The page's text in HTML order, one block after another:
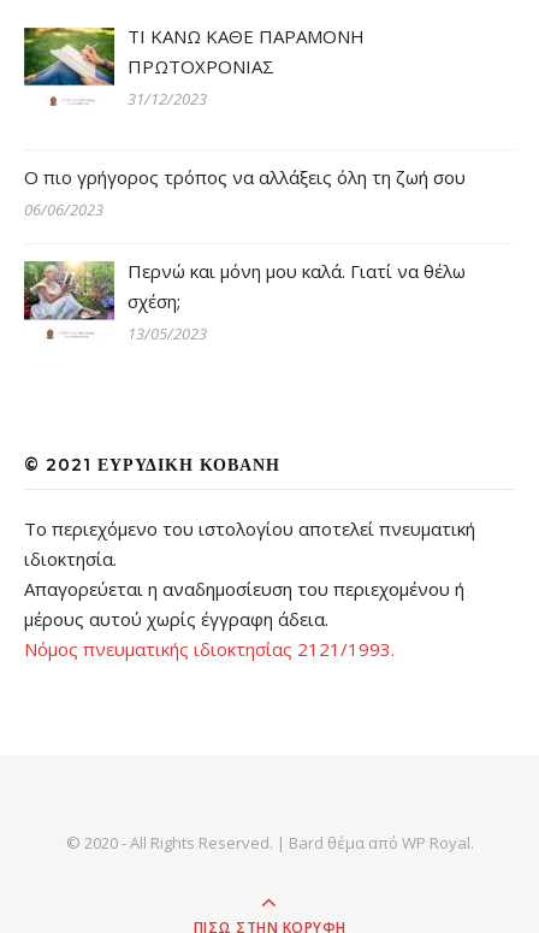
ΤΙ ΚΑΝΩ ΚΑΘΕ ΠΑΡΑΜΟΝΗ
ΠΡΩΤΟΧΡΟΝΙΑΣ
31/12/2023
Ο πιο γρήγορος τρόπος να αλλάξεις όλη τη ζωή σου
06/06/2023
Περνώ και μόνη μου καλά. Γιατί να θέλω
σχέση;
13/05/2023
© 2021 ΕΥΡΥΔΊΚΗ ΚΟΒΆΝΗ
Το περιεχόμενο του ιστολογίου αποτελεί πνευματική
ιδιοκτησία.
Απαγορεύεται η αναδημοσίευση του περιεχομένου ή
μέρους αυτού χωρίς έγγραφη άδεια.
Νόμος πνευματικής ιδιοκτησίας 2121/1993.
© 2020 - All Rights Reserved. | Bard θέμα από WP Royal.
ΠΊΣΩ ΣΤΗΝ ΚΟΡΥΦΉ